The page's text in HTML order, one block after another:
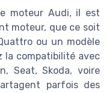
moteur Audi, il est
moteur, que ce soit
ou un modèle
la compatibilité avec
Seat, Skoda, voire
parfois des